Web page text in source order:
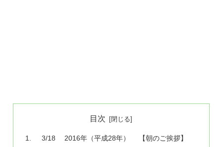
目次
3/18 2016年（平成28年） 【朝のご挨拶】